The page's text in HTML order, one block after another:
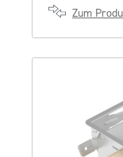
Zum